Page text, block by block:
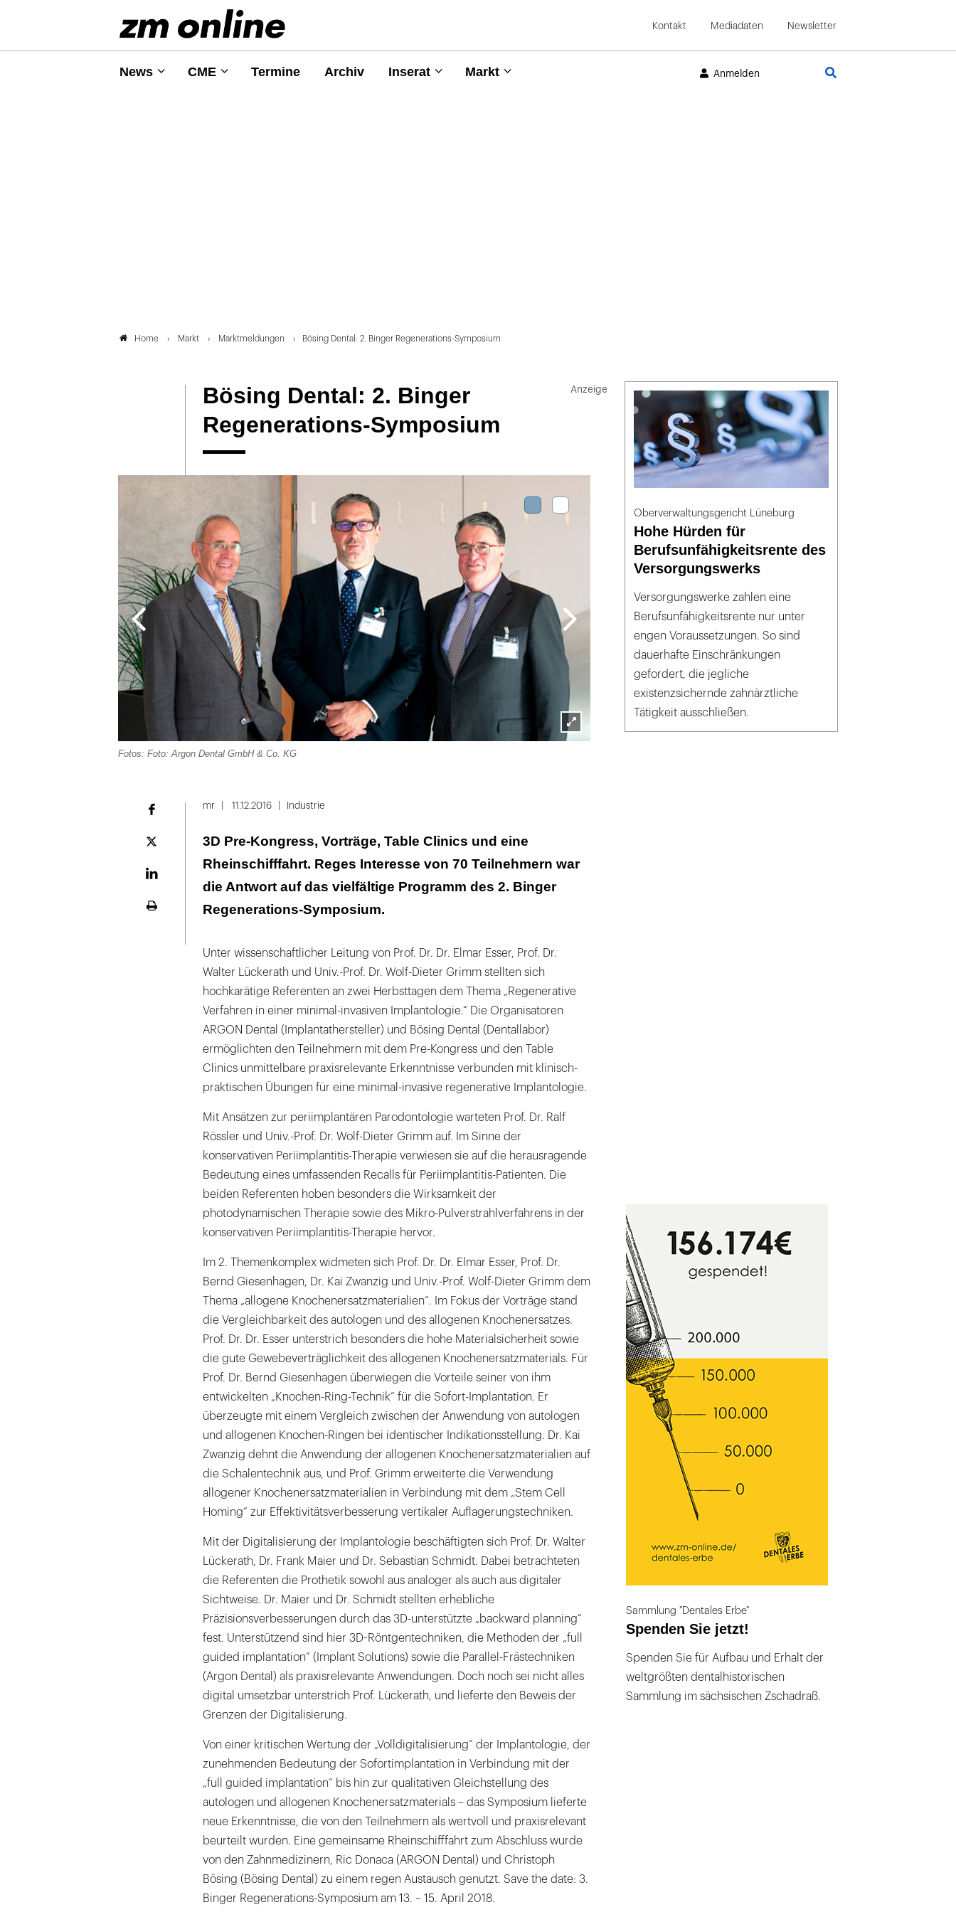
Kontakt Mediadaten Newsletter
News CME Termine Archiv Inserat Markt Anmelden
Home Markt Marktmeldungen Bösing Dental: 2. Binger Regenerations-Symposium
Bösing Dental: 2. Binger
Regenerations-Symposium
Lightbox
Fotos: Foto: Argon Dental GmbH & Co. KG
Plattform
mr 11.12.2016 Industrie
3D Pre-Kongress, Vorträge, Table Clinics und eine
Rheinschifffahrt. Reges Interesse von 70 Teilnehmern war
die Antwort auf das vielfältige Programm des 2. Binger
Regenerations-Symposium.
Unter wissenschaftlicher Leitung von Prof. Dr. Dr. Elmar Esser, Prof. Dr.
Walter Lückerath und Univ.-Prof. Dr. Wolf-Dieter Grimm stellten sich
hochkarätige Referenten an zwei Herbsttagen dem Thema „Regenerative
Verfahren in einer minimal-invasiven Implantologie.“ Die Organisatoren
ARGON Dental (Implantathersteller) und Bösing Dental (Dentallabor)
ermöglichten den Teilnehmern mit dem Pre-Kongress und den Table
Clinics unmittelbare praxisrelevante Erkenntnisse verbunden mit klinisch-
praktischen Übungen für eine minimal-invasive regenerative Implantologie.
Mit Ansätzen zur periimplantären Parodontologie warteten Prof. Dr. Ralf
Rössler und Univ.-Prof. Dr. Wolf-Dieter Grimm auf. Im Sinne der
konservativen Periimplantitis-Therapie verwiesen sie auf die herausragende
Bedeutung eines umfassenden Recalls für Periimplantitis-Patienten. Die
beiden Referenten hoben besonders die Wirksamkeit der
photodynamischen Therapie sowie des Mikro-Pulverstrahlverfahrens in der
konservativen Periimplantitis-Therapie hervor.
Im 2. Themenkomplex widmeten sich Prof. Dr. Dr. Elmar Esser, Prof. Dr.
Bernd Giesenhagen, Dr. Kai Zwanzig und Univ.-Prof. Wolf-Dieter Grimm dem
Thema „allogene Knochenersatzmaterialien“. Im Fokus der Vorträge stand
die Vergleichbarkeit des autologen und des allogenen Knochenersatzes.
Prof. Dr. Dr. Esser unterstrich besonders die hohe Materialsicherheit sowie
die gute Gewebeverträglichkeit des allogenen Knochenersatzmaterials. Für
Prof. Dr. Bernd Giesenhagen überwiegen die Vorteile seiner von ihm
entwickelten „Knochen-Ring-Technik“ für die Sofort-Implantation. Er
überzeugte mit einem Vergleich zwischen der Anwendung von autologen
und allogenen Knochen-Ringen bei identischer Indikationsstellung. Dr. Kai
Zwanzig dehnt die Anwendung der allogenen Knochenersatzmaterialien auf
die Schalentechnik aus, und Prof. Grimm erweiterte die Verwendung
allogener Knochenersatzmaterialien in Verbindung mit dem „Stem Cell
Homing“ zur Effektivitätsverbesserung vertikaler Auflagerungstechniken.
Mit der Digitalisierung der Implantologie beschäftigten sich Prof. Dr. Walter
Lückerath, Dr. Frank Maier und Dr. Sebastian Schmidt. Dabei betrachteten
die Referenten die Prothetik sowohl aus analoger als auch aus digitaler
Sichtweise. Dr. Maier und Dr. Schmidt stellten erhebliche
Präzisionsverbesserungen durch das 3D-unterstützte „backward planning“
fest. Unterstützend sind hier 3D-Röntgentechniken, die Methoden der „full
guided implantation“ (Implant Solutions) sowie die Parallel-Frästechniken
(Argon Dental) als praxisrelevante Anwendungen. Doch noch sei nicht alles
digital umsetzbar unterstrich Prof. Lückerath, und lieferte den Beweis der
Grenzen der Digitalisierung.
Von einer kritischen Wertung der „Volldigitalisierung“ der Implantologie, der
zunehmenden Bedeutung der Sofortimplantation in Verbindung mit der
„full guided implantation“ bis hin zur qualitativen Gleichstellung des
autologen und allogenen Knochenersatzmaterials – das Symposium lieferte
neue Erkenntnisse, die von den Teilnehmern als wertvoll und praxisrelevant
beurteilt wurden. Eine gemeinsame Rheinschifffahrt zum Abschluss wurde
von den Zahnmedizinern, Ric Donaca (ARGON Dental) und Christoph
Bösing (Bösing Dental) zu einem regen Austausch genutzt. Save the date: 3.
Binger Regenerations-Symposium am 13. – 15. April 2018.
Oberverwaltungsgericht Lüneburg
Hohe Hürden für
Berufsunfähigkeitsrente des
Versorgungswerks
Versorgungswerke zahlen eine
Berufsunfähigkeitsrente nur unter
engen Voraussetzungen. So sind
dauerhafte Einschränkungen
gefordert, die jegliche
existenzsichernde zahnärztliche
Tätigkeit ausschließen.
Sammlung "Dentales Erbe"
Spenden Sie jetzt!
Spenden Sie für Aufbau und Erhalt der
weltgrößten dentalhistorischen
Sammlung im sächsischen Zschadraß.